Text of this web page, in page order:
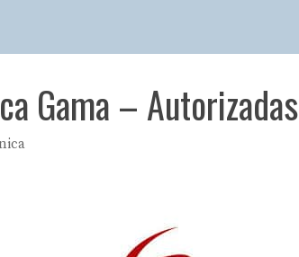
Gama – Autorizadas